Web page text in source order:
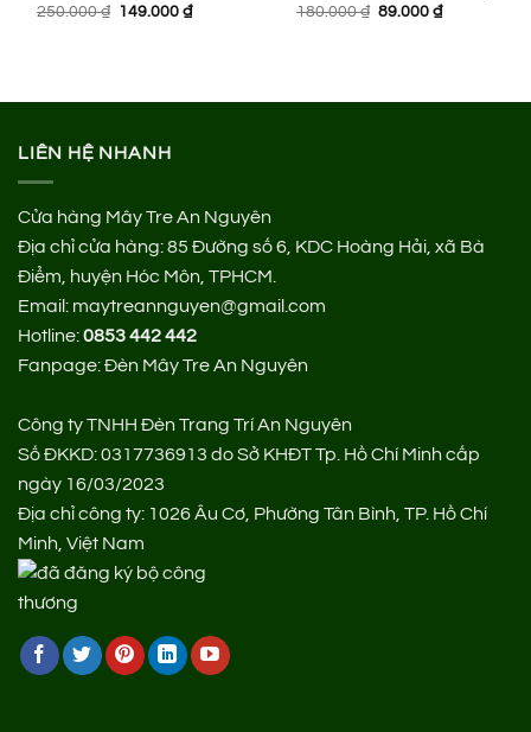
250.000₫ Giá
149.000₫Giá
180.000₫ Giá
89.000₫Giá
LIÊN HỆ NHANH
Cửa hàng Mây Tre An Nguyên
Địa chỉ cửa hàng:85 Đường số 6, KDC Hoàng Hải, xã Bà
Điểm, huyện Hóc Môn, TPHCM.
Email: maytreannguyen@gmail.com
Hotline:0853 442 442
Fanpage:Đèn Mây Tre An Nguyên
Công ty TNHH Đèn Trang Trí An Nguyên
Số ĐKKD: 0317736913 do Sở KHĐT Tp. Hồ Chí Minh cấp
ngày 16/03/2023
Địa chỉ công ty: 1026 Âu Cơ, Phường Tân Bình, TP. Hồ Chí
Minh, Việt Nam